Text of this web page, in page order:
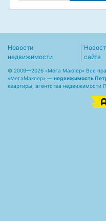
Новости
недвижимости
сайта
© 2009—2026 «Мега Маклер» Все
«МегаМаклер» — недвижимость
квартиры, агентства недвижимости